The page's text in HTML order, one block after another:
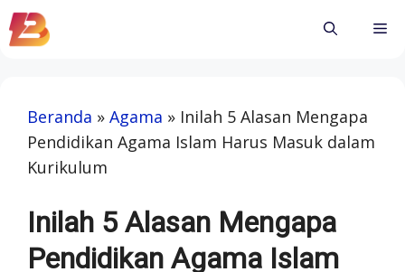
Skip
to
Beranda » Agama » Inilah 5 Alasan Mengapa
Pendidikan Agama Islam Harus Masuk dalam
Kurikulum
Inilah 5 Alasan Mengapa
Pendidikan Agama Islam